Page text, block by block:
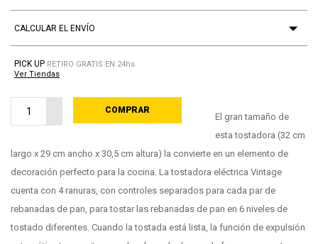
CALCULAR EL ENVÍO
PICK UP RETIRO GRATIS EN 24hs
Ver Tiendas
COMPRAR
PROCESANDO
El gran tamaño de
esta tostadora (32 cm
largo x 29 cm ancho x 30,5 cm altura) la convierte en un elemento de
decoración perfecto para la cocina. La tostadora eléctrica Vintage
cuenta con 4 ranuras, con controles separados para cada par de
rebanadas de pan, para tostar las rebanadas de pan en 6 niveles de
tostado diferentes. Cuando la tostada está lista, la función de expulsión